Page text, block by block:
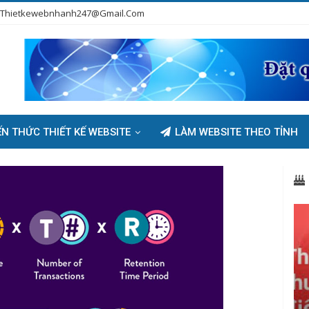
Thietkewebnhanh247@gmail.com
THỨC THIẾT KẾ WEBSITE LÀM WEBSITE THEO TỈNH